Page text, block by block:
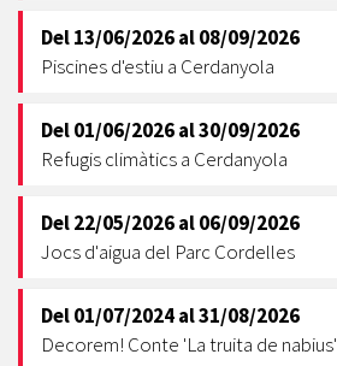
Del13/06/2026al08/09/2026
Piscines d'estiu a Cerdanyola
Del01/06/2026al30/09/2026
Refugis climàtics a Cerdanyola
Del22/05/2026al06/09/2026
Jocs d'aigua del Parc Cordelles
Del01/07/2024al31/08/2026
Decorem! Conte 'La truita de nabius'